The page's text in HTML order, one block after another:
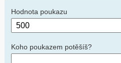
Hodnota poukazu
Koho poukazem potěšíš?